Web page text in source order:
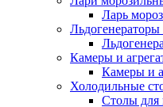
Ларь
Льдогенераторы
Камеры и
Камеры и
Холодильные
Столы